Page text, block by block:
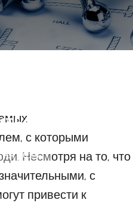
2024
с которыми
Несмотря на то, что
с
привести к